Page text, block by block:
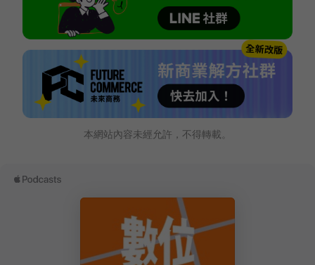
本網站內容未經允許，不得轉載。